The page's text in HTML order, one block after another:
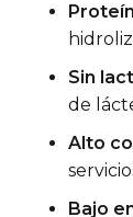
Sin
de
Alto
Bajo